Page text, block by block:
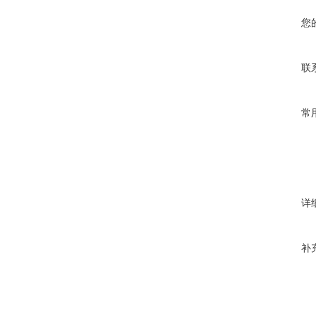
您
联
常
详
补